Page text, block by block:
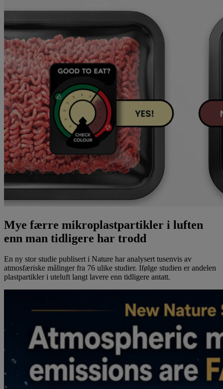
Mye færre mikroplastpartikler i luften
enn man tidligere har trodd
En ny stor studie publisert i Nature har analysert tusenvis av
atmosfæriske målinger fra 76 ulike studier. Ifølge studien er andelen
plastpartikler i uteluft langt lavere enn tidligere antatt.